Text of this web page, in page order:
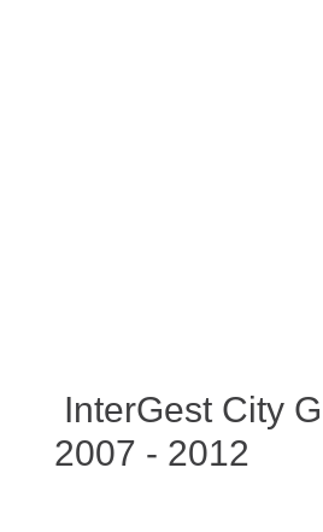
InterGest City
2007 - 2012